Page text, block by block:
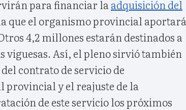
para financiar la adquisición del
que el organismo provincial aportará
4,2 millones estarán destinados a
viguesas. Así, el pleno sirvió también
contrato de servicio de
provincial y el reajuste de la
de este servicio los próximos